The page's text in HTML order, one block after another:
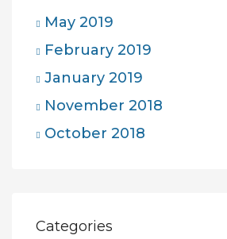
May 2019
February 2019
January 2019
November 2018
October 2018
Categories